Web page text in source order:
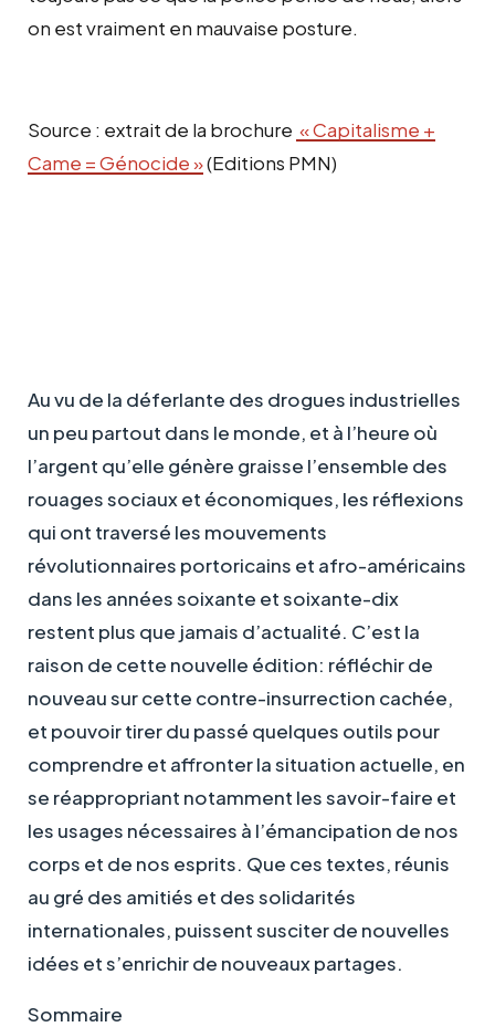
on est vraiment en mauvaise posture.
Source : extrait de la brochure « Capitalisme +
Came = Génocide »(Editions PMN)
Au vu de la déferlante des drogues industrielles
un peu partout dans le monde, et à l’heure où
l’argent qu’elle génère graisse l’ensemble des
rouages sociaux et économiques, les réflexions
qui ont traversé les mouvements
révolutionnaires portoricains et afro-américains
dans les années soixante et soixante-dix
restent plus que jamais d’actualité. C’est la
raison de cette nouvelle édition: réfléchir de
nouveau sur cette contre-insurrection cachée,
et pouvoir tirer du passé quelques outils pour
comprendre et affronter la situation actuelle, en
se réappropriant notamment les savoir-faire et
les usages nécessaires à l’émancipation de nos
corps et de nos esprits. Que ces textes, réunis
au gré des amitiés et des solidarités
internationales, puissent susciter de nouvelles
idées et s’enrichir de nouveaux partages.
Sommaire